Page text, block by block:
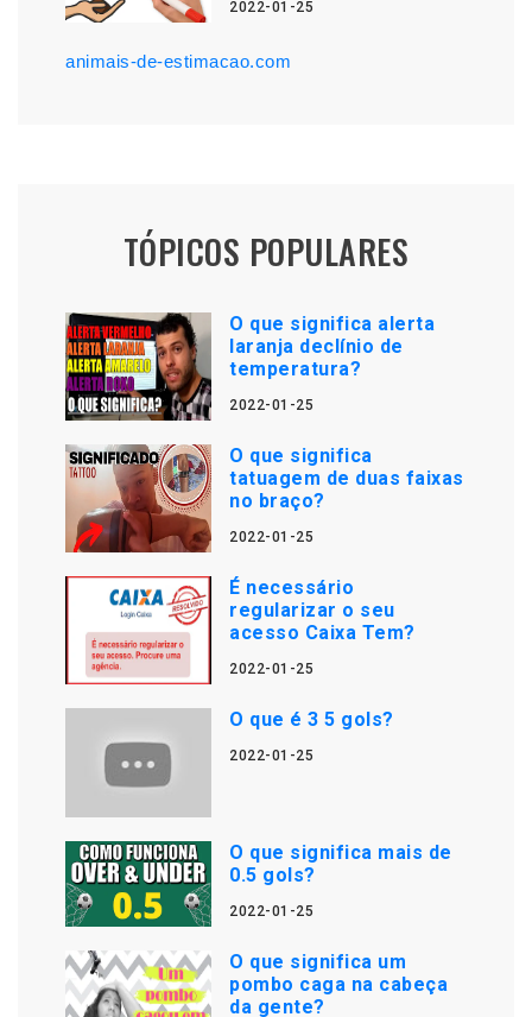
2022-01-25
animais-de-estimacao.com
TÓPICOS POPULARES
O que significa alerta
laranja declínio de
temperatura?
2022-01-25
O que significa
tatuagem de duas faixas
no braço?
2022-01-25
É necessário
regularizar o seu
acesso Caixa Tem?
2022-01-25
O que é 3 5 gols?
2022-01-25
O que significa mais de
0.5 gols?
2022-01-25
O que significa um
pombo caga na cabeça
da gente?